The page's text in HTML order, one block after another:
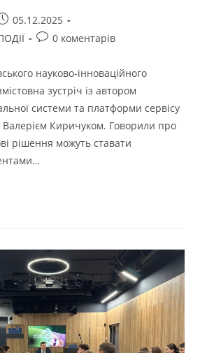
05.12.2025
0 коментарів
науково-інноваційного
зустріч із автором
системи та платформи сервісу
Валерієм Киричуком. Говорили про
рішення можуть ставати